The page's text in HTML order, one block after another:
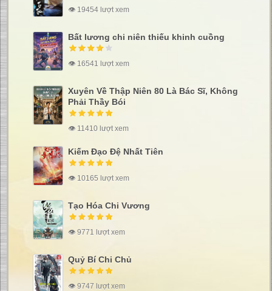
👁 19454 lượt xem
Bất lương chi niên thiếu khinh cuồng
👁 16541 lượt xem
Xuyên Về Thập Niên 80 Là Bác Sĩ, Không
Phải Thầy Bói
👁 11410 lượt xem
Kiếm Đạo Đệ Nhất Tiên
👁 10165 lượt xem
Tạo Hóa Chi Vương
👁 9771 lượt xem
Quỷ Bí Chi Chủ
👁 9747 lượt xem